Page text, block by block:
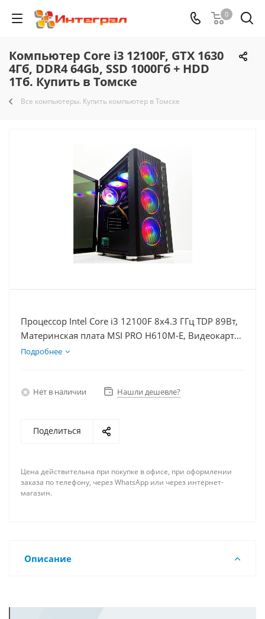
0
Компьютер Core i3 12100F, GTX 1630
4Гб, DDR4 64Gb, SSD 1000Гб + HDD
1Тб. Купить в Томске
Все компьютеры. Купить компьютер в Томске
Процессор Intel Core i3 12100F 8x4.3 ГГц TDP 89Вт,
Материнская плата MSI PRO H610M-E, Видеокарта
GTX 1630 4Гб, Память DDR4 64Gb, Диски SSD
Подробнее
Нет в наличии Нашли дешевле?
Поделиться
Цена действительна при покупке в офисе, при оформлении
заказа по телефону, через WhatsApp или через интернет-
магазин.
Описание